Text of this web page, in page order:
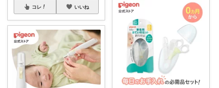
コレ いいね